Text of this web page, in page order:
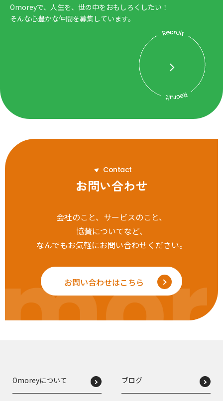
Omoreyで、人生を、世の中をおもしろくしたい！
そんな心豊かな仲間を募集しています。
Contact
お問い合わせ
会社のこと、サービスのこと、
協賛についてなど、
なんでもお気軽にお問い合わせください。
お問い合わせはこちら
Omoreyについて ブログ